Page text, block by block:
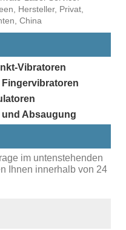
Hersteller, Privat,
China
Vibratoren
Fingervibratoren
Absaugung
im untenstehenden
Ihnen innerhalb von 24